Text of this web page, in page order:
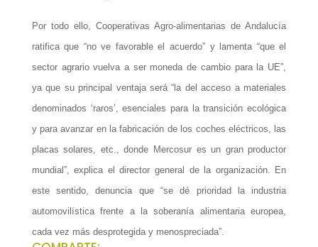
Por todo ello, Cooperativas Agro-alimentarias de Andalucía
ratifica que “no ve favorable el acuerdo” y lamenta “que el
sector agrario vuelva a ser moneda de cambio para la UE”,
ya que su principal ventaja será “la del acceso a materiales
denominados ‘raros’, esenciales para la transición ecológica
y para avanzar en la fabricación de los coches eléctricos, las
placas solares, etc., donde Mercosur es un gran productor
mundial”, explica el director general de la organización. En
este sentido, denuncia que “se dé prioridad la industria
automovilística frente a la soberanía alimentaria europea,
cada vez más desprotegida y menospreciada”.